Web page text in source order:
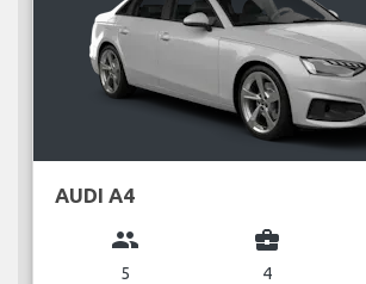
AUDI A4
group
5
business_center
4